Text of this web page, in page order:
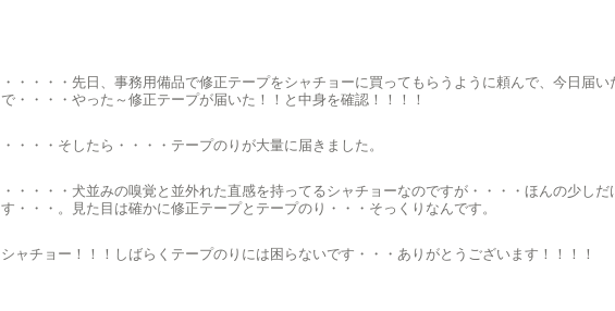
・・・・・先日、事務用備品で修正テープをシャチョーに買ってもらうように頼んで、今日届い
で・・・・やった～修正テープが届いた！！と中身を確認！！！！
・・・・そしたら・・・・テープのりが大量に届きました。
・・・・・犬並みの嗅覚と並外れた直感を持ってるシャチョーなのですが・・・・ほんの少しだ
す・・・。見た目は確かに修正テープとテープのり・・・そっくりなんです。
シャチョー！！！しばらくテープのりには困らないです・・・ありがとうございます！！！！